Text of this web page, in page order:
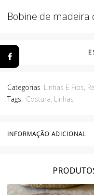
Bobine de madeira
Categorias Linhas E Fios,
Tags: Costura, Linhas
INFORMAÇÃO ADICIONAL